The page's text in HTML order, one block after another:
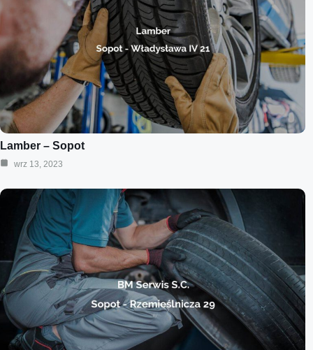
Lamber – Sopot
wrz 13, 2023